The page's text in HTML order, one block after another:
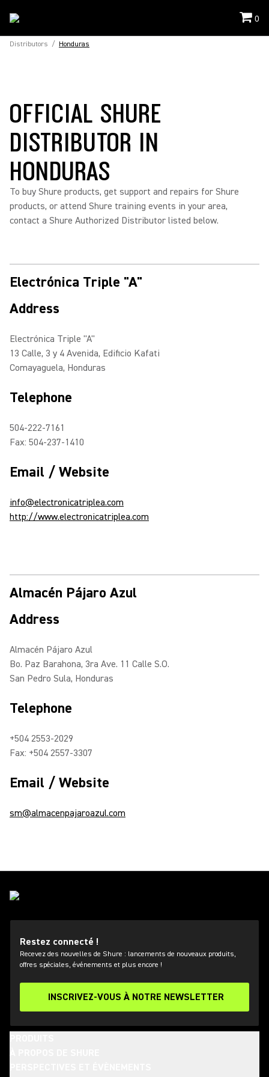
0
Distributors / Honduras
OFFICIAL SHURE
DISTRIBUTOR IN
HONDURAS
To buy Shure products, get support and repairs for Shure
products, or attend Shure training events in your area,
contact a Shure Authorized Distributor listed below.
Electrónica Triple "A"
Address
Electrónica Triple "A"
13 Calle, 3 y 4 Avenida, Edificio Kafati
Comayaguela, Honduras
Telephone
504-222-7161
Fax: 504-237-1410
Email / Website
info@electronicatriplea.com
http://www.electronicatriplea.com
Almacén Pájaro Azul
Address
Almacén Pájaro Azul
Bo. Paz Barahona, 3ra Ave. 11 Calle S.O.
San Pedro Sula, Honduras
Telephone
+504 2553-2029
Fax: +504 2557-3307
Email / Website
sm@almacenpajaroazul.com
Restez connecté !
Recevez des nouvelles de Shure : lancements de nouveaux produits,
offres spéciales, événements et plus encore !
INSCRIVEZ-VOUS À NOTRE NEWSLETTER